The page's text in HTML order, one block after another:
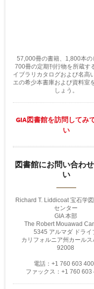
57,000冊の書籍、1,800本の
700冊の定期刊行物を所蔵す
イブラリカタログおよび名高
エの希少本書庫および資料室
しょう。
GIA図書館を訪問してみ
い
図書館にお問い合わ
い
Richard T. Liddicoat 宝石学
センター
GIA 本部
The Robert Mouawad
5345 アルマダ ドライ
カリフォルニア州カールス
92008
電話：+1 760 603
ファックス：+1 760 603